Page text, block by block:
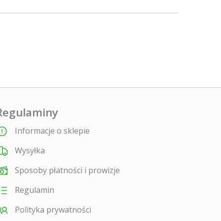
Informacje o sklepie
Wysyłka
Sposoby płatności i prowizje
Regulamin
Polityka prywatności